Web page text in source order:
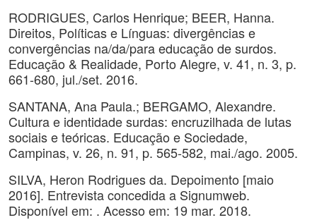
RODRIGUES, Carlos Henrique; BEER, Hanna.
Direitos, Políticas e Línguas: divergências e
convergências na/da/para educação de surdos.
Educação & Realidade, Porto Alegre, v. 41, n. 3, p.
661-680, jul./set. 2016.
SANTANA, Ana Paula.; BERGAMO, Alexandre.
Cultura e identidade surdas: encruzilhada de lutas
sociais e teóricas. Educação e Sociedade,
Campinas, v. 26, n. 91, p. 565-582, mai./ago. 2005.
SILVA, Heron Rodrigues da. Depoimento [maio
2016]. Entrevista concedida a Signumweb.
Disponível em: . Acesso em: 19 mar. 2018.